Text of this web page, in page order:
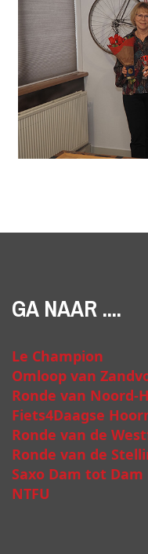
GA NAAR ....
Le Champion
Omloop van
Ronde van Noord-
Fiets4Daagse
Ronde van de
Ronde van de
Saxo Dam tot Dam
NTFU